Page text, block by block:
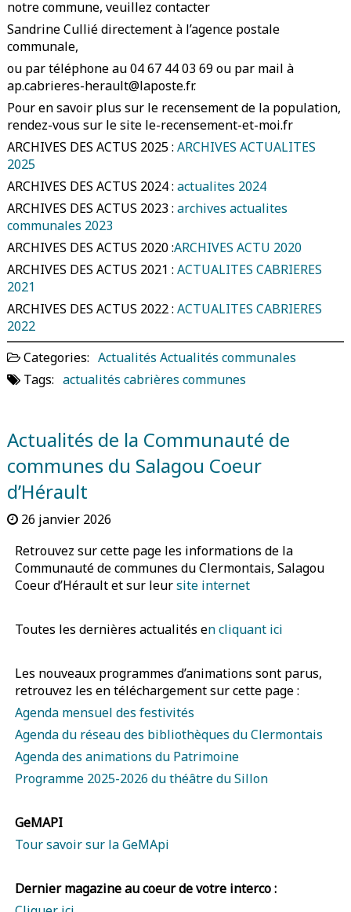
notre commune, veuillez contacter
Sandrine Cullié directement à l’agence postale
communale,
ou par téléphone au 04 67 44 03 69 ou par mail à
ap.cabrieres-herault@laposte.fr.
Pour en savoir plus sur le recensement de la population,
rendez-vous sur le site le-recensement-et-moi.fr
ARCHIVES DES ACTUS 2025 : ARCHIVES ACTUALITES
2025
ARCHIVES DES ACTUS 2024 : actualites 2024
ARCHIVES DES ACTUS 2023 : archives actualites
communales 2023
ARCHIVES DES ACTUS 2020 :ARCHIVES ACTU 2020
ARCHIVES DES ACTUS 2021 : ACTUALITES CABRIERES
2021
ARCHIVES DES ACTUS 2022 : ACTUALITES CABRIERES
2022
Categories: Actualités Actualités communales
Tags: actualités cabrières communes
Actualités de la Communauté de
communes du Salagou Coeur
d’Hérault
26 janvier 2026
Retrouvez sur cette page les informations de la
Communauté de communes du Clermontais, Salagou
Coeur d’Hérault et sur leursite internet
Toutes les dernières actualités en cliquant ici
Les nouveaux programmes d’animations sont parus,
retrouvez les en téléchargement sur cette page :
Agenda mensuel des festivités
Agenda du réseau des bibliothèques du Clermontais
Agenda des animations du Patrimoine
Programme 2025-2026 du théâtre du Sillon
GeMAPI
Tour savoir sur la GeMApi
Dernier magazine au coeur de votre interco :